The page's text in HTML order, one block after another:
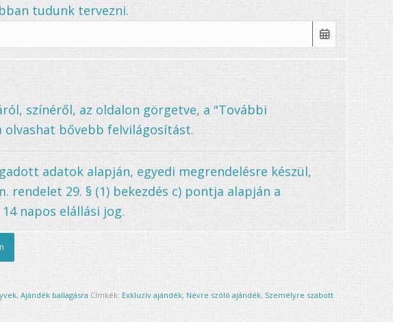
tudunk tervezni.
színéről, az oldalon görgetve, a "További
bővebb felvilágosítást.
adatok alapján, egyedi megrendelésre készül,
rendelet 29. § (1) bekezdés c) pontja alapján a
napos elállási jog.
,Ajándék ballagásra Címkék: Exkluzív ajándék, Névre szóló ajándék, Személyre szabott